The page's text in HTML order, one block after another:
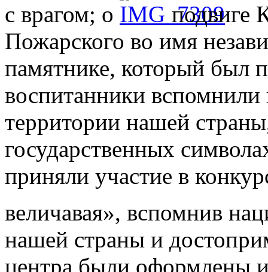
с врагом; о
подвиге
Пожарского во имя
памятнике, который был
воспитанники
территории нашей
государственных
приняли участие в
величавая», вспомнив
нашей страны и
центра были оформлены